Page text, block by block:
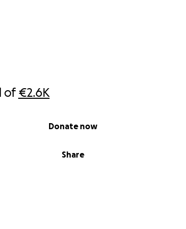
of€2.6K
Share
Donate now